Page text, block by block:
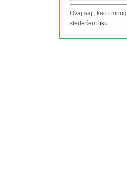
Ovaj sajt, kao i
sledećem liku.